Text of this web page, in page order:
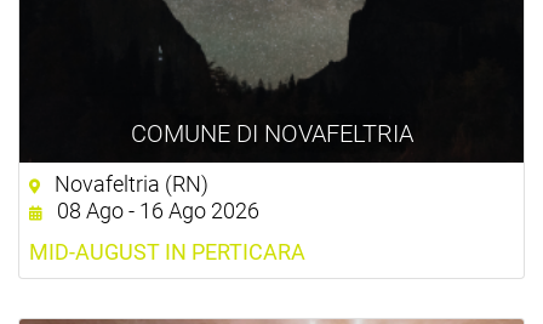
COMUNE DI NOVAFELTRIA
Novafeltria (RN)
08 Ago - 16 Ago 2026
MID-AUGUST IN PERTICARA